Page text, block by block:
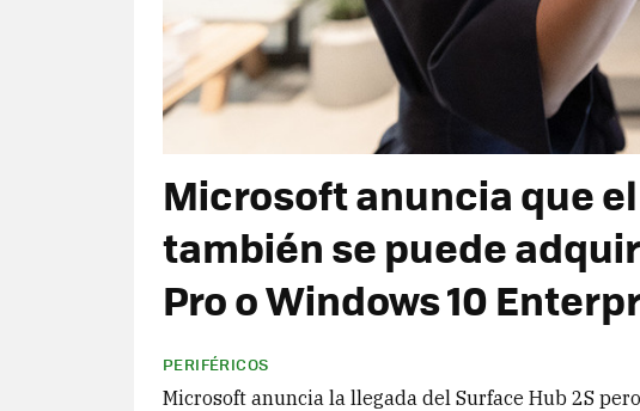
Microsoft anuncia que
también se puede
Pro o Windows 10
PERIFÉRICOS
Microsoft anuncia la llegada del Surface Hub 2S